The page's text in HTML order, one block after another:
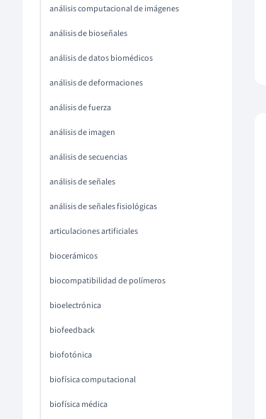
análisis computacional de imágenes
análisis de bioseñales
análisis de datos biomédicos
análisis de deformaciones
análisis de fuerza
análisis de imagen
análisis de secuencias
análisis de señales
análisis de señales fisiológicas
articulaciones artificiales
biocerámicos
biocompatibilidad de polímeros
bioelectrónica
biofeedback
biofotónica
biofísica computacional
biofísica médica